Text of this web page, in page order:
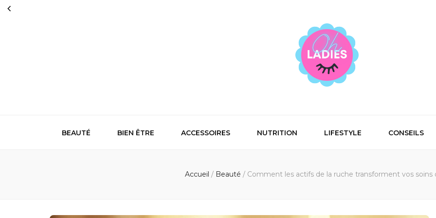
BEAUTÉ BIEN ÊTRE ACCESSOIRES NUTRITION LIFESTYLE CONSEILS
Accueil / Beauté / Comment les actifs de la ruche transforment vos soins